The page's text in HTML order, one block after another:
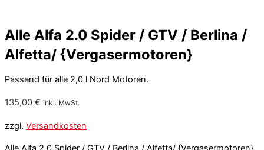
Alle Alfa 2.0 Spider / GTV / Berlina /
Alfetta/ {Vergasermotoren}
Passend für alle 2,0 l Nord Motoren.
135,00 € inkl. MwSt.
zzgl. Versandkosten